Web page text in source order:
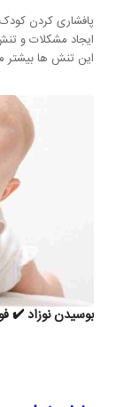
پافشاری کردن
ایجاد مشکلات و
این تنش ها
بوسیدن نوزاد ✔️